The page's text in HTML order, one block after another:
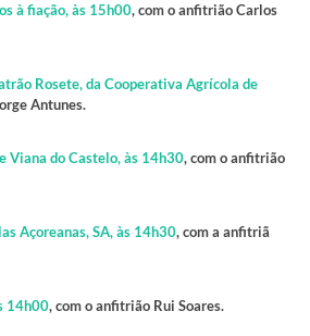
à fiação, às 15h00, com o anfitrião Carlos
Rosete, da Cooperativa Agrícola de
Antunes.
Viana do Castelo, às 14h30, com o anfitrião
Açoreanas, SA, às 14h30, com a anfitriã
14h00, com o anfitrião Rui Soares.